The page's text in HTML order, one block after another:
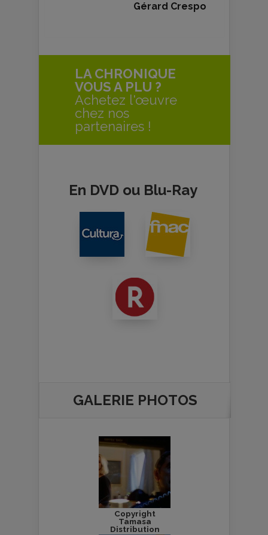
Gérard Crespo
LA CHRONIQUE
VOUS A PLU ?
Achetez l'œuvre
chez nos
partenaires !
En DVD ou Blu-Ray
GALERIE PHOTOS
Copyright
Tamasa
Distribution